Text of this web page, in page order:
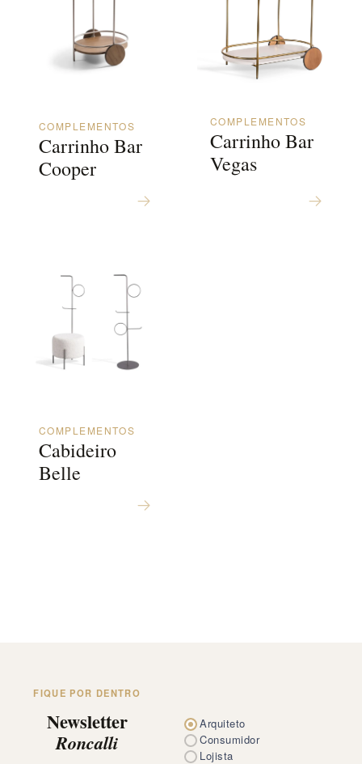
COMPLEMENTOS
Carrinho Bar
Cooper
COMPLEMENTOS
Carrinho Bar
Vegas
COMPLEMENTOS
Cabideiro
Belle
FIQUE POR DENTRO
Newsletter
Roncalli
Arquiteto
Consumidor
Lojista